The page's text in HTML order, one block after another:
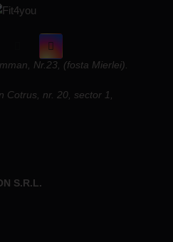
Nr.23, (fosta Mierlei).
Cotrus, nr. 20, sector 1,
S.R.L.